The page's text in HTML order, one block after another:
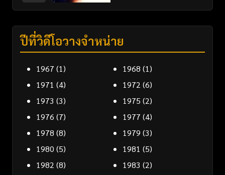
ปีที่วิดีโอวางจำหน่าย
1967 (1) 1968 (1)
1971 (4) 1972 (6)
1973 (3) 1975 (2)
1976 (7) 1977 (4)
1978 (8) 1979 (3)
1980 (5) 1981 (5)
1982 (8) 1983 (2)